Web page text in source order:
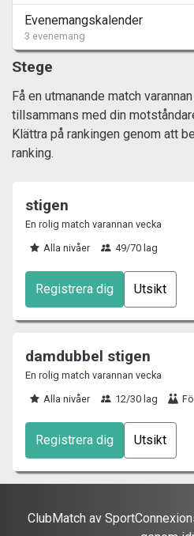
Evenemangskalender
3 evenemang
Stege
Få en utmanande match
tillsammans med din
Klättra på rankingen genom att
ranking.
stigen
En rolig match varannan vecka
Alla nivåer
49/70 lag
Registrera dig Utsikt
damdubbel stigen
En rolig match varannan vecka
Alla nivåer
12/30 lag
Registrera dig Utsikt
ClubMatch av